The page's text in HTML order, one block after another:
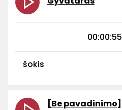
00:00:55
šokis
[Be pavadinimo]